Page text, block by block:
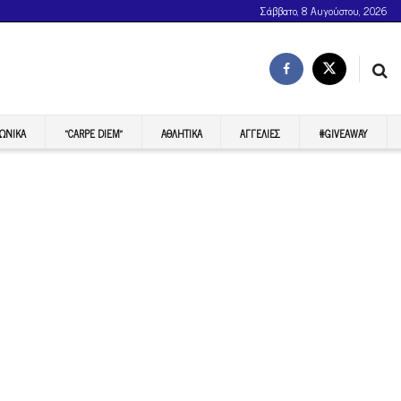
Σάββατο, 8 Αυγούστου, 2026
“CARPE DIEM” ΑΘΛΗΤΙΚΆ ΑΓΓΕΛΊΕΣ #GIVEAWAY